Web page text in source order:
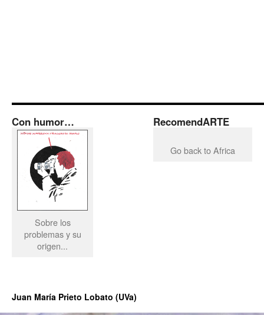
Con humor…
Sobre los
problemas y su
origen...
RecomendARTE
Go back to Africa
Juan María Prieto Lobato (UVa)